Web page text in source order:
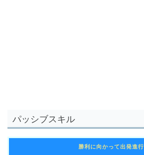
パッシブスキル
勝利に向かって出発進行